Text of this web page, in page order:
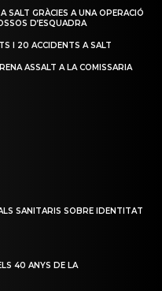
SALT GRÀCIES A UNA OPERACIÓ
D’ESQUADRA
I 20 ACCIDENTS A SALT
ASSALT A LA COMISSARIA
SANITARIS SOBRE IDENTITAT
40 ANYS DE LA